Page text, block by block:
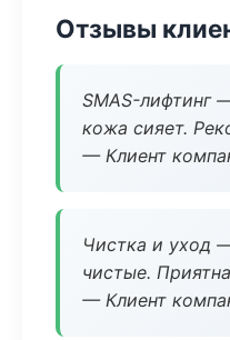
Отзывы
SMAS-лифтинг
кожа сияет.
— Клиент
Чистка и уход
чистые.
— Клиент